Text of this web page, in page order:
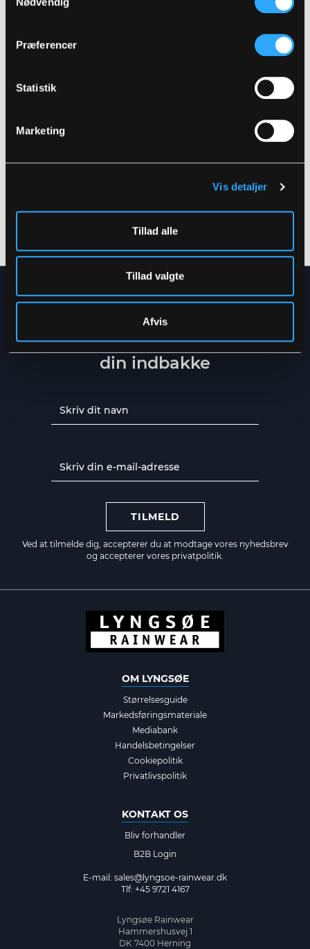
Præferencer
Statistik
Marketing
Vis detaljer
Tillad alle
Tillad valgte
Afvis
REGNBUKSER I PU
XXS - 5XL
Få de seneste nyheder direkte i
din indbakke
TILMELD
Ved at tilmelde dig, accepterer du at modtage vores nyhedsbrev
og accepterer vores privatpolitik.
OM LYNGSØE
Størrelsesguide
Markedsføringsmateriale
Mediabank
Handelsbetingelser
Cookiepolitik
Privatlivspolitik
KONTAKT OS
Bliv forhandler
B2B Login
E-mail: sales@lyngsoe-rainwear.dk
Tlf: +45 9721 4167
Lyngsøe Rainwear
Hammershusvej 1
DK 7400 Herning